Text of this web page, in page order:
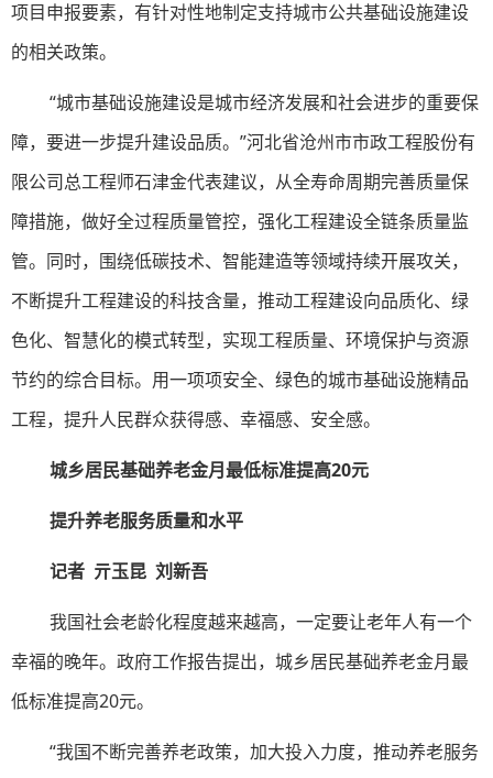
项目申报要素，有针对性地制定支持城市公共基础设施建设
的相关政策。
“城市基础设施建设是城市经济发展和社会进步的重要保
障，要进一步提升建设品质。”河北省沧州市市政工程股份有
限公司总工程师石津金代表建议，从全寿命周期完善质量保
障措施，做好全过程质量管控，强化工程建设全链条质量监
管。同时，围绕低碳技术、智能建造等领域持续开展攻关，
不断提升工程建设的科技含量，推动工程建设向品质化、绿
色化、智慧化的模式转型，实现工程质量、环境保护与资源
节约的综合目标。用一项项安全、绿色的城市基础设施精品
工程，提升人民群众获得感、幸福感、安全感。
城乡居民基础养老金月最低标准提高20元
提升养老服务质量和水平
记者 亓玉昆 刘新吾
我国社会老龄化程度越来越高，一定要让老年人有一个
幸福的晚年。政府工作报告提出，城乡居民基础养老金月最
低标准提高20元。
“我国不断完善养老政策，加大投入力度，推动养老服务